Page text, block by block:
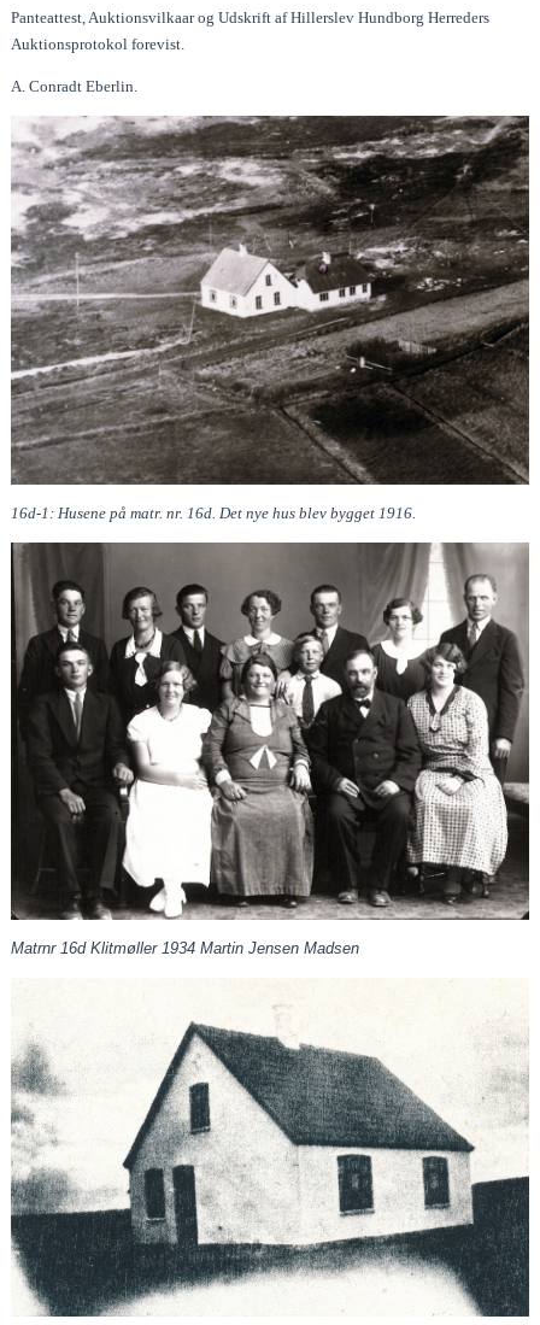
Panteattest, Auktionsvilkaar og Udskrift af Hillerslev Hundborg Herreders
Auktionsprotokol forevist.
A. Conradt Eberlin.
16d-1: Husene på matr. nr. 16d. Det nye hus blev bygget 1916.
Matrnr 16d Klitmøller 1934 Martin Jensen Madsen